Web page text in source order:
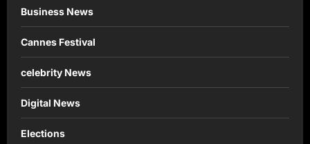
Business News
Cannes Festival
celebrity News
Digital News
Elections